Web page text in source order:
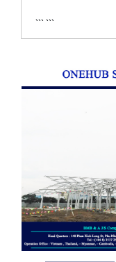
``` ```